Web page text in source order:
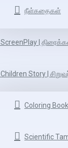
நீள்கதைகள்
ScreenPlay |
Children Story |
Coloring
Scientific